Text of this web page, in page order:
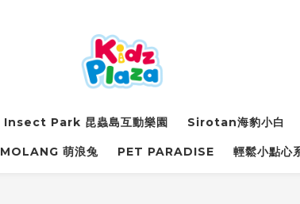
Insect Park 昆蟲島互動樂園 Sirotan海豹小白
MOLANG 萌浪兔 PET PARADISE 輕鬆小點心